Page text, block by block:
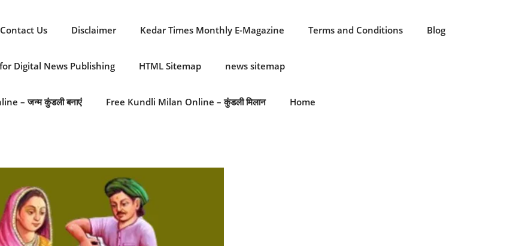
Contact Us Disclaimer Kedar Times Monthly E-Magazine Terms and Conditions Blog
Digital News Publishing HTML Sitemap news sitemap
– जन्म कुंडली बनाएं Free Kundli Milan Online – कुंडली मिलान Home